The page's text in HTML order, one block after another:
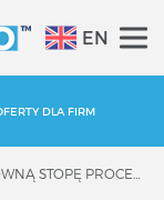
EN
DLA FIRM